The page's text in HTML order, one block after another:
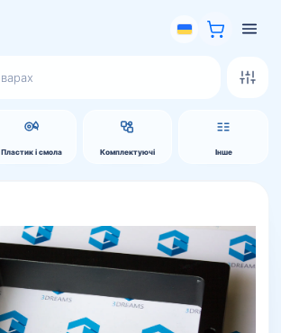
Пластик і смола Комплектуючі Інше